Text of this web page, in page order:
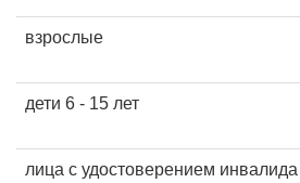
взрослые
дети 6 - 15 лет
лица с удостоверением инвалида